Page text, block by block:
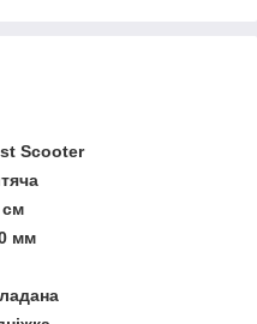
Scooter
см
мм